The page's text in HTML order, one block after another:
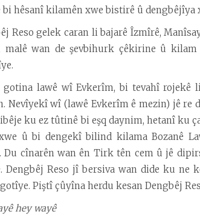
hêsanî kilamên xwe bistirê û dengbêjîya
Reso gelek caran li bajarê Îzmîrê,
malê wan de şevbihurk çêkirine û
lawê wî Evkerîm, bi tevahî
Nevîyekî wî (lawê Evkerîm ê mezin) jê re
ku ez tûtinê bi eşq daynim, hetanî ku
û bi dengekî bilind kilama Bozanê
Du cînarên wan ên Tirk tên cem û jê
Dengbêj Reso jî bersiva wan dide ku
Piştî çûyîna herdu kesan Dengbêj
hey wayê